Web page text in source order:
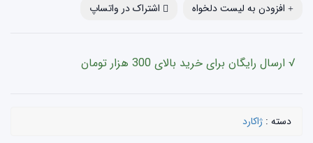
افزودن به لیست دلخواه اشتراک در واتساپ
√ ارسال رایگان برای خرید بالای 300 هزار تومان
دسته : ژاکارد